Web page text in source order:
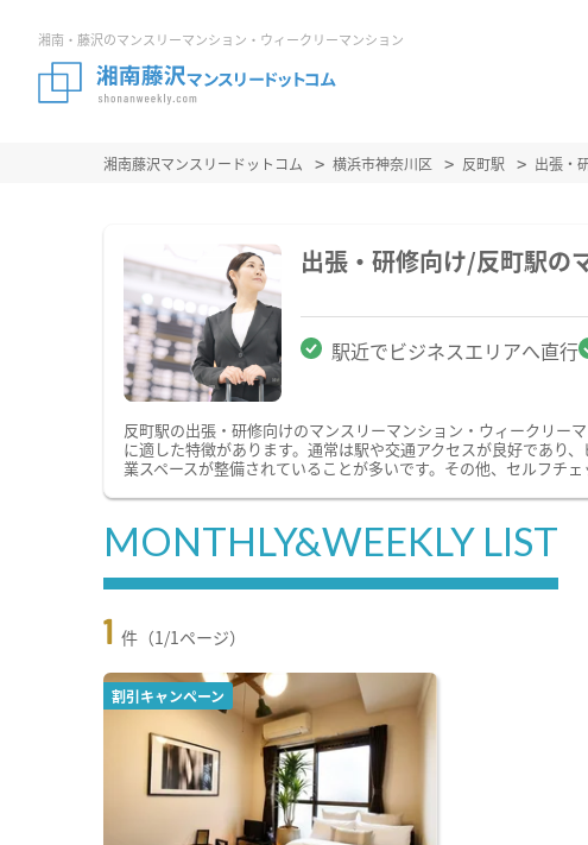
湘南・藤沢のマンスリーマンション・ウィークリーマンション
湘南藤沢マンスリードットコム 横浜市神奈川区 反町駅 出張・
出張・研修向け/反町駅の
駅近でビジネスエリアへ直行
反町駅の出張・研修向けのマンスリーマンション・ウィークリー
に適した特徴があります。通常は駅や交通アクセスが良好であり
業スペースが整備されていることが多いです。その他、セルフチ
MONTHLY&WEEKLY LIST
1 件（1/1ページ）
割引キャンペーン